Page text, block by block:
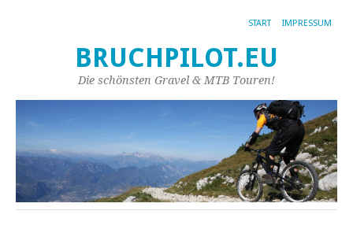
START IMPRESSUM
BRUCHPILOT.EU
Die schönsten Gravel & MTB Touren!